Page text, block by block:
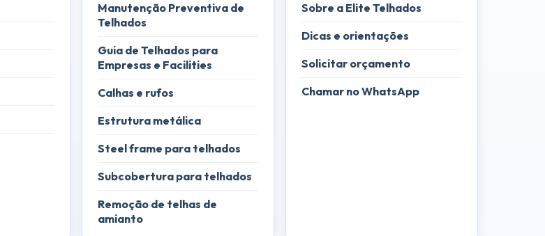
Manutenção Preventiva de
Telhados
Guia de Telhados para
Empresas e Facilities
Calhas e rufos
Estrutura metálica
Steel frame para telhados
Subcobertura para telhados
Remoção de telhas de
amianto
Sobre a Elite Telhados
Dicas e orientações
Solicitar orçamento
Chamar no WhatsApp